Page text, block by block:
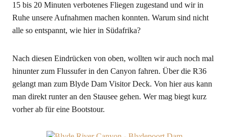
15 bis 20 Minuten verbotenes Fliegen zugestand und wir in
Ruhe unsere Aufnahmen machen konnten. Warum sind nicht
alle so entspannt, wie hier in Südafrika?
Nach diesen Eindrücken von oben, wollten wir auch noch mal
hinunter zum Flussufer in den Canyon fahren. Über die R36
gelangt man zum Blyde Dam Visitor Deck. Von hier aus kann
man direkt runter an den Stausee gehen. Wer mag biegt kurz
vorher ab für eine Bootstour.